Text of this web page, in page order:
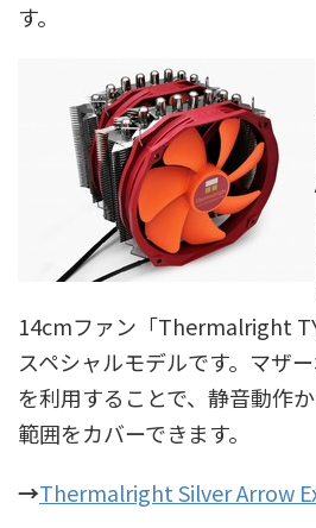
す。
14cmファン「Thermalright
スペシャルモデルです。マザ
を利用することで、静音動作
範囲をカバーできます。
→Thermalright Silver Arrow